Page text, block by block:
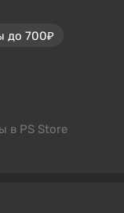
до 700₽
в PS Store